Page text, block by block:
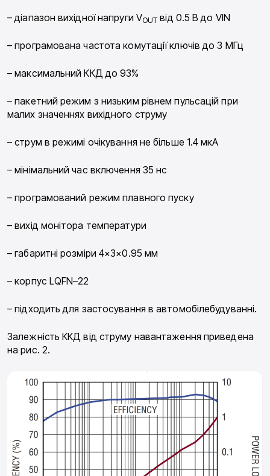
– діапазон вихідної напруги VOUT від 0.5 В до VIN
– програмована частота комутації ключів до 3 МГц
– максимальний ККД до 93%
– пакетний режим з низьким рівнем пульсацій при
малих значеннях вихідного струму
– струм в режимі очікування не більше 1.4 мкА
– мінімальний час включення 35 нс
– програмований режим плавного пуску
– вихід монітора температури
– габаритні розміри 4×3×0.95 мм
– корпус LQFN–22
– підходить для застосування в автомобілебудуванні.
Залежність ККД від струму навантаження приведена
на рис. 2.